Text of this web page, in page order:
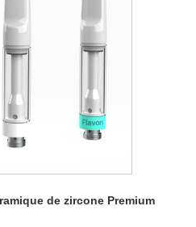
de zircone Premium